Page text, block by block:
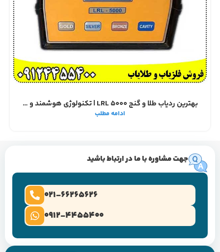
بهترین ردیاب طلا و گنج LRL 5000 | تکنولوژی هوشمند و کارکرد مطمئن
ادامه مطلب
جهت مشاوره با ما در ارتباط باشید
0912-4455400
021-66265626